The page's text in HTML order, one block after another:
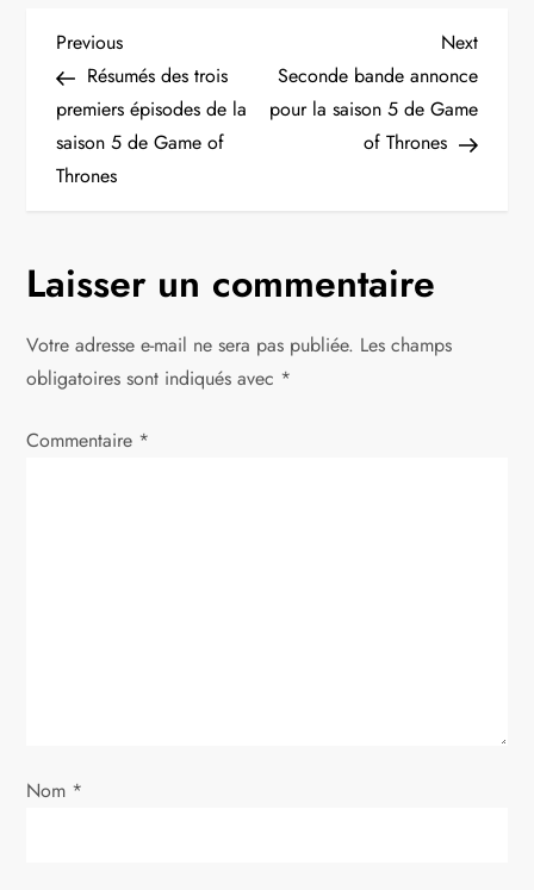
N
a
v
g
a
t
i
’
Previous
Post
Previous
Résumés des trois
premiers épisodes de la
saison 5 de Game of
Thrones
Next
Post
Next
Seconde bande annonce
pour la saison 5 de Game
of Thrones
Laisser un commentaire
Votre adresse e-mail ne sera pas publiée. Les champs
obligatoires sont indiqués avec *
Commentaire *
Nom *